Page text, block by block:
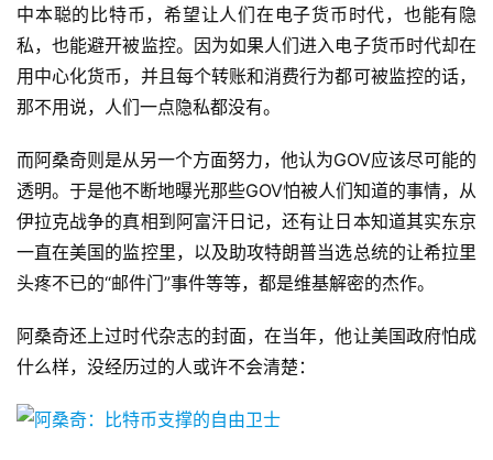
中本聪的比特币，希望让人们在电子货币时代，也能有隐
私，也能避开被监控。因为如果人们进入电子货币时代却在
用中心化货币，并且每个转账和消费行为都可被监控的话，
那不用说，人们一点隐私都没有。
而阿桑奇则是从另一个方面努力，他认为GOV应该尽可能的
透明。于是他不断地曝光那些GOV怕被人们知道的事情，从
伊拉克战争的真相到阿富汗日记，还有让日本知道其实东京
一直在美国的监控里，以及助攻特朗普当选总统的让希拉里
头疼不已的“邮件门”事件等等，都是维基解密的杰作。
阿桑奇还上过时代杂志的封面，在当年，他让美国政府怕成
什么样，没经历过的人或许不会清楚：